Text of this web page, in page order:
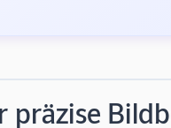
präzise